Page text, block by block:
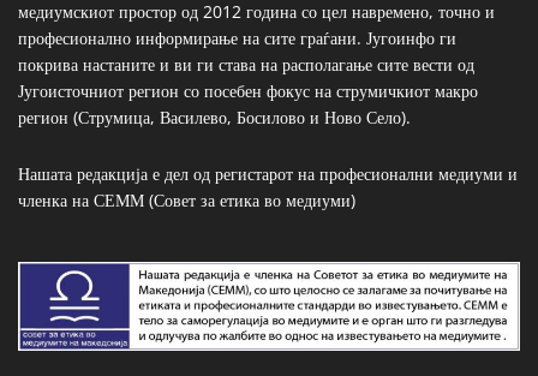
медиумскиот простор од 2012 година со цел навремено, точно и
професионално информирање на сите граѓани. Југоинфо ги
покрива настаните и ви ги става на располагање сите вести од
Југоисточниот регион со посебен фокус на струмичкиот макро
регион (Струмица, Василево, Босилово и Ново Село).
Нашата редакција е дел од регистарот на професионални медиуми и
членка на СЕММ (Совет за етика во медиуми)